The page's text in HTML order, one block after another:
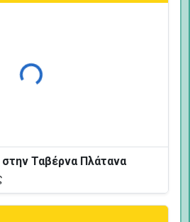
Φόρτωση...
Ταβέρνα Πλάτανα